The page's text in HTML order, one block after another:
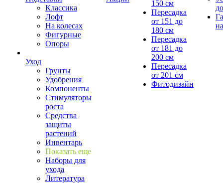
Классика
Лофт
На колесах
Фигурные
Опоры
Уход
Грунты
Удобрения
Компоненты
Стимуляторы
роста
Средства
защиты
растений
Инвентарь
Показать еще
Наборы для
ухода
Литература
150 см
Пересадка
от 151 до
180 см
Пересадка
от 181 до
200 см
Пересадка
от 201 см
Фитодизайн